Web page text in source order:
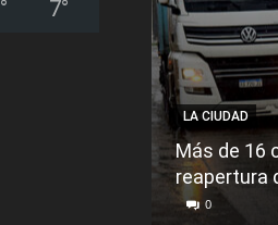
° 7°
LA CIUDAD
Más de 16
reapertura
0